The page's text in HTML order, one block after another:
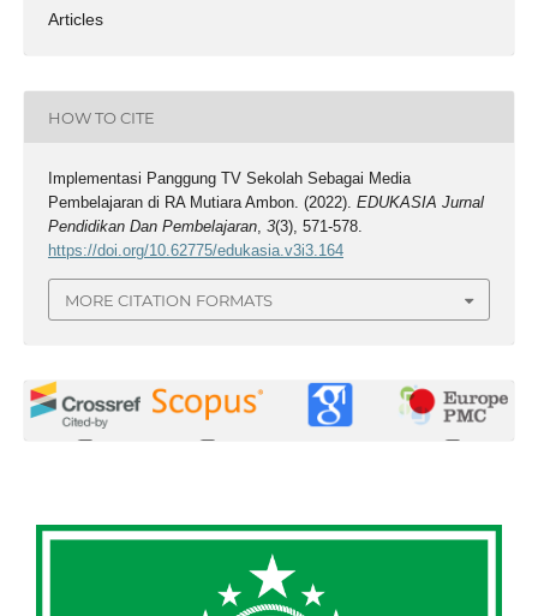
Articles
HOW TO CITE
Implementasi Panggung TV Sekolah Sebagai Media
Pembelajaran di RA Mutiara Ambon. (2022). EDUKASIA Jurnal
Pendidikan Dan Pembelajaran, 3(3), 571-578.
https://doi.org/10.62775/edukasia.v3i3.164
MORE CITATION FORMATS